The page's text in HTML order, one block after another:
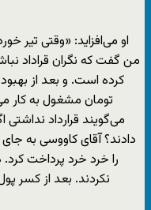
او می‌افزاید: «وقتی تیر
من گفت که نگران قراداد
کرده است. و بعد از
تومان مشغول به کار
می‌گویند قرارداد
دادند؟ آقای کاووسی به
را خرد خرد پرداخت
نکردند. بعد از کسر